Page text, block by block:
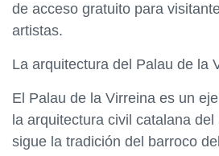
de acceso gratuito para
artistas.
La arquitectura del Palau de la
El Palau de la Virreina es un
la arquitectura civil catalana
sigue la tradición del barroco